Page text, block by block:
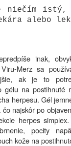
niečím istý,
alebo
inak,
Viru-Merz sa
ak je to
gélu na postihnuté
herpesu. Gél
najskôr po
herpes
pocity
kože na